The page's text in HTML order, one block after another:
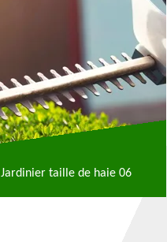
Jardinier taille de haie 06